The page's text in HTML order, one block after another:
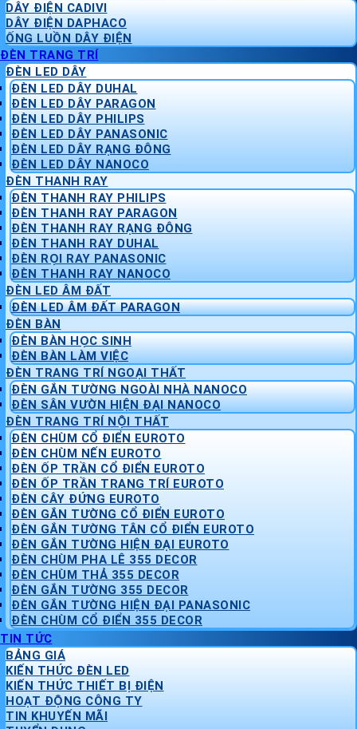
DÂY ĐIỆN CADIVI
DÂY ĐIỆN DAPHACO
ỐNG LUỒN DÂY ĐIỆN
ĐÈN TRANG TRÍ
ĐÈN LED DÂY
ĐÈN LED DÂY DUHAL
ĐÈN LED DÂY PARAGON
ĐÈN LED DÂY PHILIPS
ĐÈN LED DÂY PANASONIC
ĐÈN LED DÂY RẠNG ĐÔNG
ĐÈN LED DÂY NANOCO
ĐÈN THANH RAY
ĐÈN THANH RAY PHILIPS
ĐÈN THANH RAY PARAGON
ĐÈN THANH RAY RẠNG ĐÔNG
ĐÈN THANH RAY DUHAL
ĐÈN RỌI RAY PANASONIC
ĐÈN THANH RAY NANOCO
ĐÈN LED ÂM ĐẤT
ĐÈN LED ÂM ĐẤT PARAGON
ĐÈN BÀN
ĐÈN BÀN HỌC SINH
ĐÈN BÀN LÀM VIỆC
ĐÈN TRANG TRÍ NGOẠI THẤT
ĐÈN GẮN TƯỜNG NGOÀI NHÀ NANOCO
ĐÈN SÂN VƯỜN HIỆN ĐẠI NANOCO
ĐÈN TRANG TRÍ NỘI THẤT
ĐÈN CHÙM CỔ ĐIỂN EUROTO
ĐÈN CHÙM NẾN EUROTO
ĐÈN ỐP TRẦN CỔ ĐIỂN EUROTO
ĐÈN ỐP TRẦN TRANG TRÍ EUROTO
ĐÈN CÂY ĐỨNG EUROTO
ĐÈN GẮN TƯỜNG CỔ ĐIỂN EUROTO
ĐÈN GẮN TƯỜNG TÂN CỔ ĐIỂN EUROTO
ĐÈN GẮN TƯỜNG HIỆN ĐẠI EUROTO
ĐÈN CHÙM PHA LÊ 355 DECOR
ĐÈN CHÙM THẢ 355 DECOR
ĐÈN GẮN TƯỜNG 355 DECOR
ĐÈN GẮN TƯỜNG HIỆN ĐẠI PANASONIC
ĐÈN CHÙM CỔ ĐIỂN 355 DECOR
TIN TỨC
BẢNG GIÁ
KIẾN THỨC ĐÈN LED
KIẾN THỨC THIẾT BỊ ĐIỆN
HOẠT ĐỘNG CÔNG TY
TIN KHUYẾN MÃI